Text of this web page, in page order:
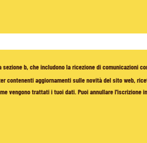
b, che includono la ricezione di comunicazioni
contenenti aggiornamenti sulle novità del sito web,
vengono trattati i tuoi dati. Puoi annullare l'iscrizione